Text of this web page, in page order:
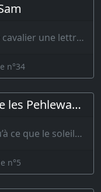
Le héros illustre envoya à Sam le cavalier une lettre portant cette bonne nouvelle où il contait de…
n°34
Keï Khosrou passe en revue les Pehlewans
Le ciel continua de tourner jusqu’à ce que le soleil montra sa face dans le si…
n°5